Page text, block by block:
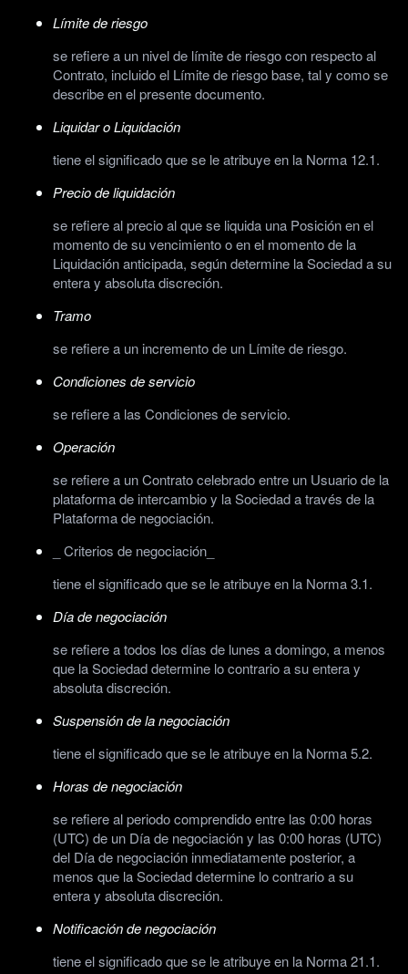
Límite de riesgo
se refiere a un nivel de límite de riesgo con respecto al
Contrato, incluido el Límite de riesgo base, tal y como se
describe en el presente documento.
Liquidar o Liquidación
tiene el significado que se le atribuye en la Norma 12.1.
Precio de liquidación
se refiere al precio al que se liquida una Posición en el
momento de su vencimiento o en el momento de la
Liquidación anticipada, según determine la Sociedad a su
entera y absoluta discreción.
Tramo
se refiere a un incremento de un Límite de riesgo.
Condiciones de servicio
se refiere a las Condiciones de servicio.
Operación
se refiere a un Contrato celebrado entre un Usuario de la
plataforma de intercambio y la Sociedad a través de la
Plataforma de negociación.
_ Criterios de negociación_
tiene el significado que se le atribuye en la Norma 3.1.
Día de negociación
se refiere a todos los días de lunes a domingo, a menos
que la Sociedad determine lo contrario a su entera y
absoluta discreción.
Suspensión de la negociación
tiene el significado que se le atribuye en la Norma 5.2.
Horas de negociación
se refiere al periodo comprendido entre las 0:00 horas
(UTC) de un Día de negociación y las 0:00 horas (UTC)
del Día de negociación inmediatamente posterior, a
menos que la Sociedad determine lo contrario a su
entera y absoluta discreción.
Notificación de negociación
tiene el significado que se le atribuye en la Norma 21.1.